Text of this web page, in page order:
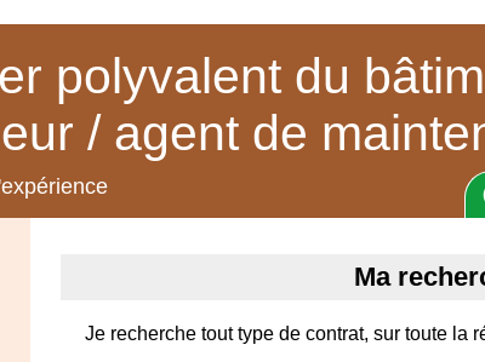
polyvalent du
/ agent de
Ma
Je recherche tout type de contrat, sur toute la